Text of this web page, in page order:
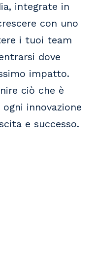
integrate in
con uno
i tuoi team
dove
impatto.
ciò che è
innovazione
e successo.